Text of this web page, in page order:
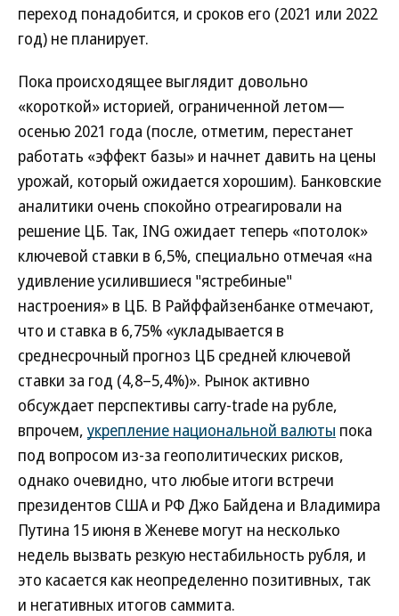
переход понадобится, и сроков его (2021 или 2022
год) не планирует.
Пока происходящее выглядит довольно
«короткой» историей, ограниченной летом—
осенью 2021 года (после, отметим, перестанет
работать «эффект базы» и начнет давить на цены
урожай, который ожидается хорошим). Банковские
аналитики очень спокойно отреагировали на
решение ЦБ. Так, ING ожидает теперь «потолок»
ключевой ставки в 6,5%, специально отмечая «на
удивление усилившиеся "ястребиные"
настроения» в ЦБ. В Райффайзенбанке отмечают,
что и ставка в 6,75% «укладывается в
среднесрочный прогноз ЦБ средней ключевой
ставки за год (4,8–5,4%)». Рынок активно
обсуждает перспективы carry-trade на рубле,
впрочем, укрепление национальной валюты пока
под вопросом из-за геополитических рисков,
однако очевидно, что любые итоги встречи
президентов США и РФ Джо Байдена и Владимира
Путина 15 июня в Женеве могут на несколько
недель вызвать резкую нестабильность рубля, и
это касается как неопределенно позитивных, так
и негативных итогов саммита.